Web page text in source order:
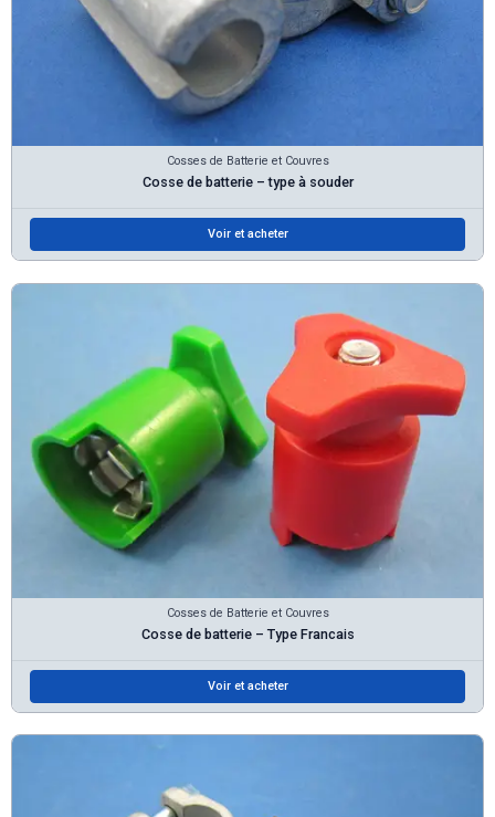
Cosses de Batterie et Couvres
Cosse de batterie – type à souder
Voir et acheter
Cosses de Batterie et Couvres
Cosse de batterie – Type Francais
Voir et acheter